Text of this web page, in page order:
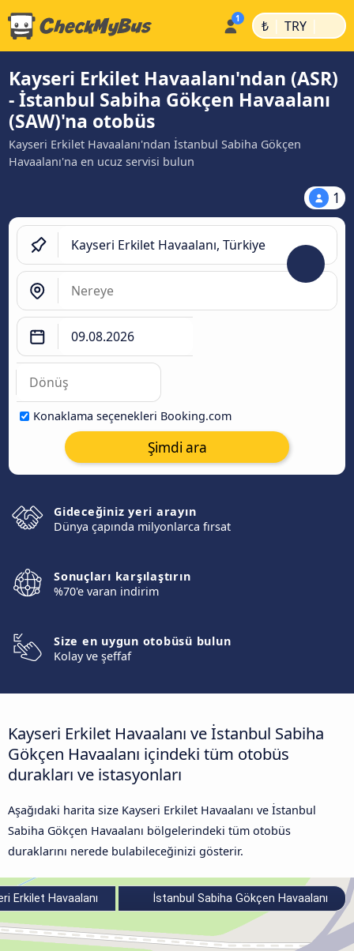
₺ | TRY |
Kayseri Erkilet Havaalanı'ndan (ASR)
- İstanbul Sabiha Gökçen Havaalanı
(SAW)'na otobüs
Kayseri Erkilet Havaalanı'ndan İstanbul Sabiha Gökçen
Havaalanı'na en ucuz servisi bulun
1
Konaklama seçenekleri Booking.com
Şimdi ara
Gideceğiniz yeri arayın
Dünya çapında milyonlarca fırsat
Sonuçları karşılaştırın
%70'e varan indirim
Size en uygun otobüsü bulun
Kolay ve şeffaf
Kayseri Erkilet Havaalanı ve İstanbul Sabiha
Gökçen Havaalanı içindeki tüm otobüs
durakları ve istasyonları
Aşağıdaki harita size Kayseri Erkilet Havaalanı ve İstanbul
Sabiha Gökçen Havaalanı bölgelerindeki tüm otobüs
duraklarını nerede bulabileceğinizi gösterir.
Erkilet Havaalanı İstanbul Sabiha Gökçen Havaalanı